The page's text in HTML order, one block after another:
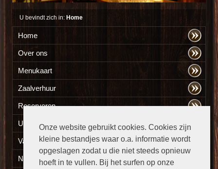
Onze website gebruikt cookies. Cookies zijn
kleine bestandjes waar o.a. informatie wordt
opgeslagen zodat u die niet steeds opnieuw
hoeft in te vullen. Bij het surfen op onze
U bevindt zich in: Home
Home
Over ons
Menukaart
Zaalverhuur
Reserveren
Uw eten thuisbezorgd
Vacatures
Nieuws